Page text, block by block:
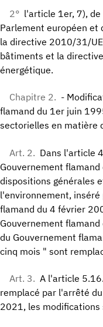
2° l'article 1er, 7),
Parlement européen et
la directive 2010/31/
bâtiments et la
énergétique.
Chapitre 2. -
flamand du 1er juin
sectorielles en matière
Art. 2. Dans l'article
Gouvernement
dispositions générales
l'environnement,
flamand du 4 février
Gouvernement
du Gouvernement
cinq mois " sont
Art. 3. A l'article
remplacé par l'arrêté
2021, les